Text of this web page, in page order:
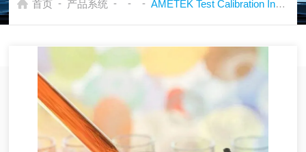
首页 - 产品系统 - - - AMETEK Test Calibration Instruments